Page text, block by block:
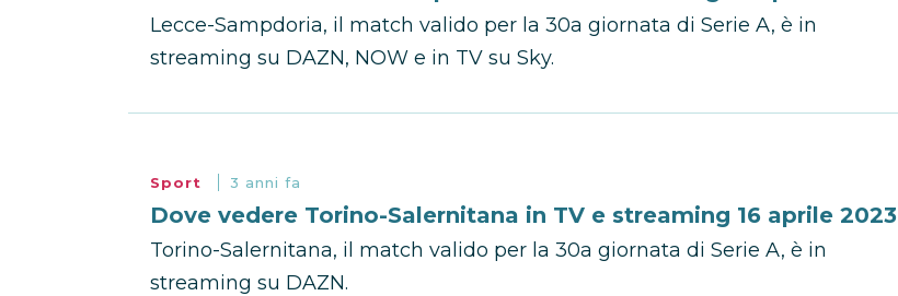
Lecce-Sampdoria, il match valido per la 30a giornata di Serie A, è in
streaming su DAZN, NOW e in TV su Sky.
Sport 3 anni fa
Dove vedere Torino-Salernitana in TV e streaming 16 aprile 2023
Torino-Salernitana, il match valido per la 30a giornata di Serie A, è in
streaming su DAZN.